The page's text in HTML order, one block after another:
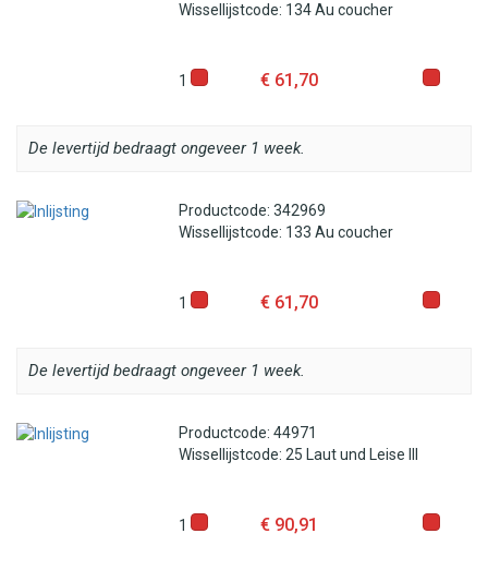
Wissellijstcode: 134 Au coucher
1 € 61,70
De levertijd bedraagt ongeveer 1 week.
Productcode: 342969
Wissellijstcode: 133 Au coucher
1 € 61,70
De levertijd bedraagt ongeveer 1 week.
Productcode: 44971
Wissellijstcode: 25 Laut und Leise III
1 € 90,91